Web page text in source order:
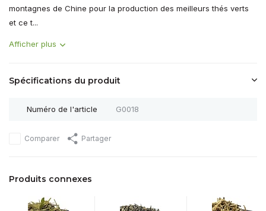
montagnes de Chine pour la production des meilleurs thés verts
et ce t...
Afficher plus
Spécifications du produit
Numéro de l'article G0018
Comparer Partager
Produits connexes